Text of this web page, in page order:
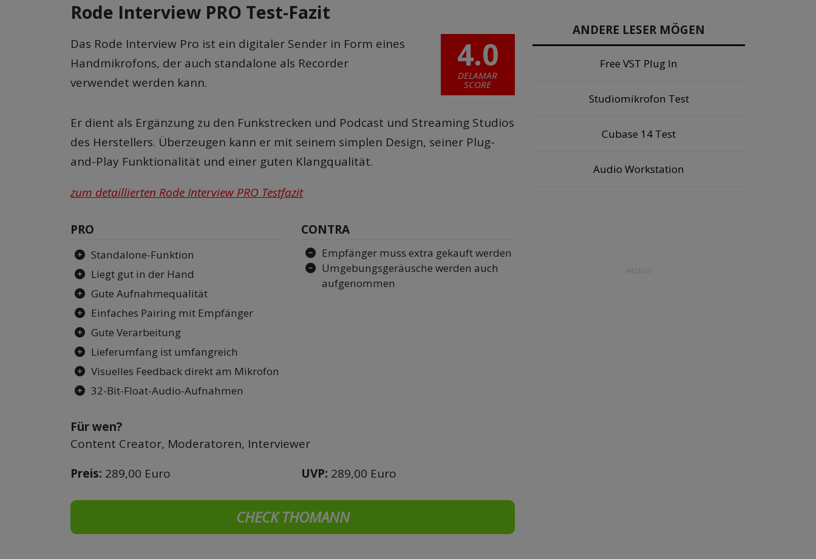
Rode Interview PRO Test-Fazit
4.0
DELAMAR
SCORE
Das Rode Interview Pro ist ein digitaler Sender in Form eines
Handmikrofons, der auch standalone als Recorder
verwendet werden kann.
Er dient als Ergänzung zu den Funkstrecken und Podcast und Streaming Studios
des Herstellers. Überzeugen kann er mit seinem simplen Design, seiner Plug-
and-Play Funktionalität und einer guten Klangqualität.
zum detaillierten Rode Interview PRO Testfazit
PRO
Standalone-Funktion
Liegt gut in der Hand
Gute Aufnahmequalität
Einfaches Pairing mit Empfänger
Gute Verarbeitung
Lieferumfang ist umfangreich
Visuelles Feedback direkt am Mikrofon
32-Bit-Float-Audio-Aufnahmen
CONTRA
Empfänger muss extra gekauft werden
Umgebungsgeräusche werden auch
aufgenommen
Für wen?
Content Creator, Moderatoren, Interviewer
Preis: 289,00 Euro UVP: 289,00 Euro
CHECK THOMANN
ANDERE LESER MÖGEN
Free VST Plug In
Studiomikrofon Test
Cubase 14 Test
Audio Workstation
ANZEIGE